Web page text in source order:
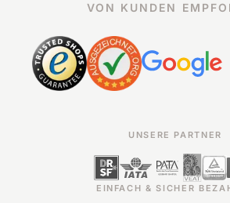
VON KUNDEN
UNSERE PARTNER
EINFACH & SICHER